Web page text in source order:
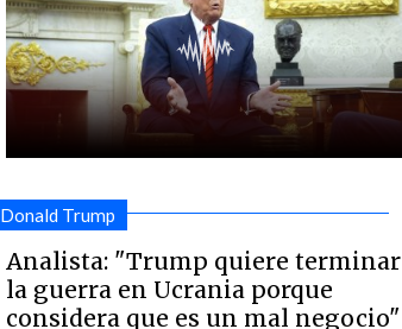
Donald Trump
Analista: "Trump quiere terminar
la guerra en Ucrania porque
considera que es un mal negocio"